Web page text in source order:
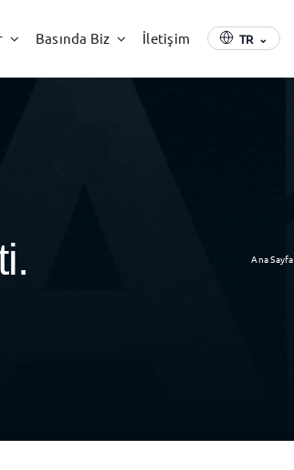
Basında Biz İletişim TR ⌄
Ana Sayfa